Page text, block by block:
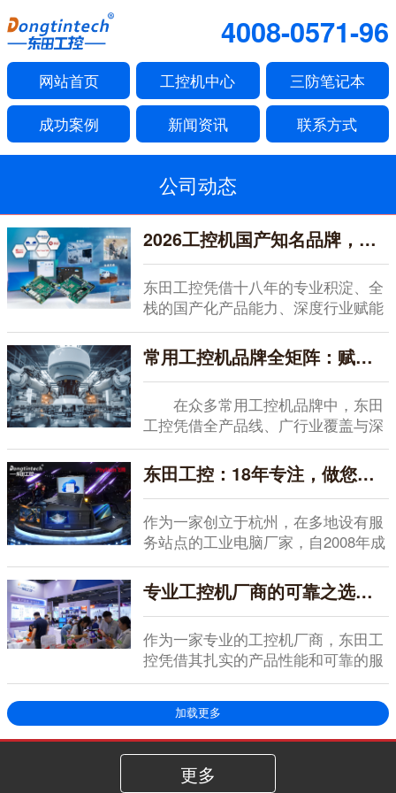
4008-0571-96
网站首页 工控机中心 三防笔记本
成功案例 新闻资讯 联系方式
公司动态
2026工控机国产知名品牌，全栈赋能，深度服务
东田工控凭借十八年的专业积淀、全
栈的国产化产品能力、深度行业赋能
的服务体系以及开...
常用工控机品牌全矩阵：赋能智能制造的硬核之选
在众多常用工控机品牌中，东田
工控凭借全产品线、广行业覆盖与深
度定制能力，成为...
东田工控：18年专注，做您信赖的工业电脑厂家
作为一家创立于杭州，在多地设有服
务站点的工业电脑厂家，自2008年成
立以来，东田...
专业工控机厂商的可靠之选：东田工控以务实品质赢得全好评认可
作为一家专业的工控机厂商，东田工
控凭借其扎实的产品性能和可靠的服
务支持，在行业内...
加载更多
更多